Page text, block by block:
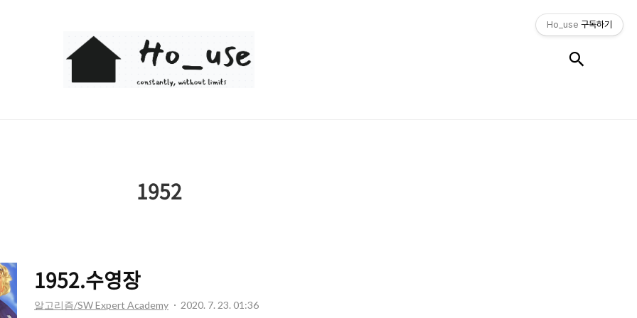
Ho_use
1952
1952.수영장
알고리즘/SW Expert Academy 2020. 7. 23. 01:36
Ho_use 구독하기